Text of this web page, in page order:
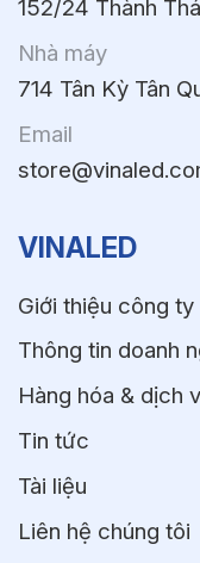
152/24 Thành
Nhà máy
714 Tân Kỳ Tân
Email
VINALED
Giới thiệu công ty
Thông tin doanh
Hàng hóa & dịch
Tin tức
Tài liệu
Liên hệ chúng tôi